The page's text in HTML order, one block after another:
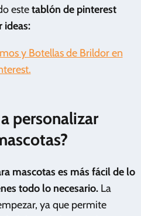
estetablón de pinterest
ideas:
y Botellas de Brildor en
personalizar
mascotas es más fácil de lo
todo lo necesario. La
ya que permite